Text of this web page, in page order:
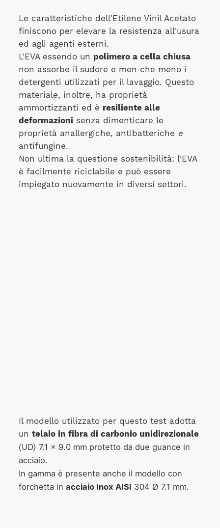
Le caratteristiche dell'Etilene Vinil Acetato
finiscono per elevare la resistenza all'usura
ed agli agenti esterni.
L'EVA essendo un polimero a cella chiusa
non assorbe il sudore e men che meno i
detergenti utilizzati per il lavaggio. Questo
materiale, inoltre, ha proprietà
ammortizzanti ed è resiliente alle
deformazionisenza dimenticare le
proprietà anallergiche, antibatteriche e
antifungine.
Non ultima la questione sostenibilità: l'EVA
è facilmente riciclabile e può essere
impiegato nuovamente in diversi settori.
Il modello utilizzato per questo test adotta
un telaio in fibra di carbonio unidirezionale
(UD) 7.1 x 9.0 mm protetto da due guance in
acciaio.
In gamma è presente anche il modello con
forchetta in acciaio Inox AISI 304 Ø 7.1 mm.